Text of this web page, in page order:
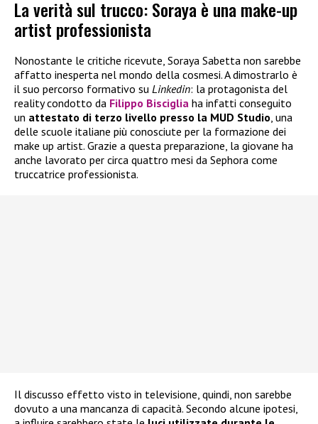
La verità sul trucco: Soraya è una make-up
artist professionista
Nonostante le critiche ricevute, Soraya Sabetta non sarebbe
affatto inesperta nel mondo della cosmesi. A dimostrarlo è
il suo percorso formativo su Linkedin: la protagonista del
reality condotto da Filippo Bisciglia ha infatti conseguito
un attestato di terzo livello presso la MUD Studio , una
delle scuole italiane più conosciute per la formazione dei
make up artist. Grazie a questa preparazione, la giovane ha
anche lavorato per circa quattro mesi da Sephora come
truccatrice professionista.
Il discusso effetto visto in televisione, quindi, non sarebbe
dovuto a una mancanza di capacità. Secondo alcune ipotesi,